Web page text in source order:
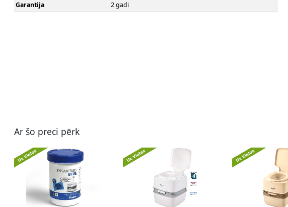
Garantija
2 gadi
Ar šo preci pērk